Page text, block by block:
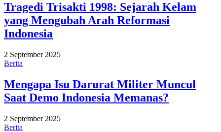
Tragedi Trisakti 1998: Sejarah Kelam
yang Mengubah Arah Reformasi
Indonesia
2 September 2025
Berita
Mengapa Isu Darurat Militer Muncul
Saat Demo Indonesia Memanas?
2 September 2025
Berita